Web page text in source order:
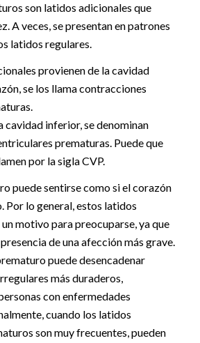
son latidos adicionales que
A veces, se presentan en patrones
latidos regulares.
provienen de la cavidad
se los llama contracciones
cavidad inferior, se denominan
prematuras. Puede que
por la sigla CVP.
puede sentirse como si el corazón
Por lo general, estos latidos
motivo para preocuparse, ya que
de una afección más grave.
puede desencadenar
más duraderos,
con enfermedades
cuando los latidos
son muy frecuentes, pueden